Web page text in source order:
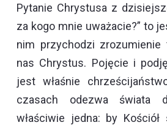
Pytanie Chrystusa z
za kogo mnie uważacie?” to
nim przychodzi
nas Chrystus. Pojęcie i
jest właśnie
czasach odezwa świata
właściwie jedna: by Kościół